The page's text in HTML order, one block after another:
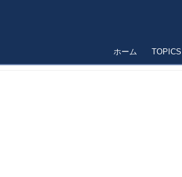
ホーム TOPICS